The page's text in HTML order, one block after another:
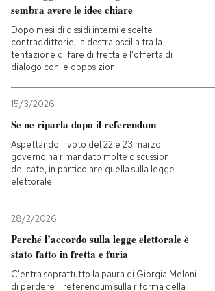
sembra avere le idee chiare
Dopo mesi di dissidi interni e scelte
contraddittorie, la destra oscilla tra la
tentazione di fare di fretta e l'offerta di
dialogo con le opposizioni
15/3/2026
Se ne riparla dopo il referendum
Aspettando il voto del 22 e 23 marzo il
governo ha rimandato molte discussioni
delicate, in particolare quella sulla legge
elettorale
28/2/2026
Perché l’accordo sulla legge elettorale è
stato fatto in fretta e furia
C'entra soprattutto la paura di Giorgia Meloni
di perdere il referendum sulla riforma della